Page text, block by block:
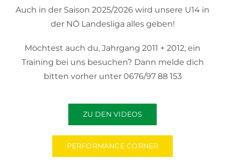
Auch in der Saison 2025/2026 wird unsere U14 in
der NÖ Landesliga alles geben!
Möchtest auch du, Jahrgang 2011 + 2012, ein
Training bei uns besuchen? Dann melde dich
bitten vorher unter 0676/97 88 153
ZU DEN VIDEOS
PERFORMANCE CORNER